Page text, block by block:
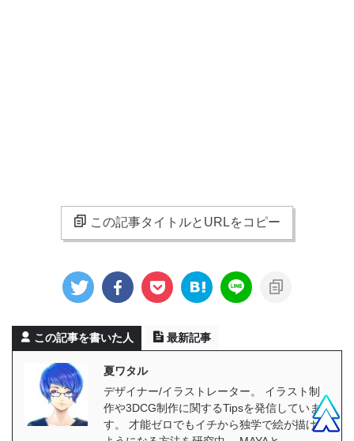
この記事タイトルとURLをコピー
この記事を書いた人 最新記事
夏ワタル
デザイナー/イラストレーター。 イラスト制
作や3DCG制作に関するTipsを発信していま
す。 才能ゼロでもイチから独学で絵が描ける